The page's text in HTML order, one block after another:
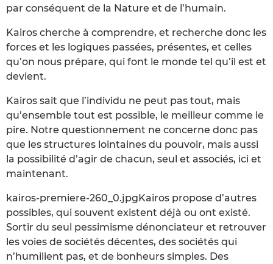
par conséquent de la Nature et de l’humain.
Kairos cherche à comprendre, et recherche donc les
forces et les logiques passées, présentes, et celles
qu’on nous prépare, qui font le monde tel qu’il est et
devient.
Kairos sait que l’individu ne peut pas tout, mais
qu’ensemble tout est possible, le meilleur comme le
pire. Notre questionnement ne concerne donc pas
que les structures lointaines du pouvoir, mais aussi
la possibilité d’agir de chacun, seul et associés, ici et
maintenant.
kairos-premiere-260_0.jpgKairos propose d’autres
possibles, qui souvent existent déjà ou ont existé.
Sortir du seul pessimisme dénonciateur et retrouver
les voies de sociétés décentes, des sociétés qui
n’humilient pas, et de bonheurs simples. Des